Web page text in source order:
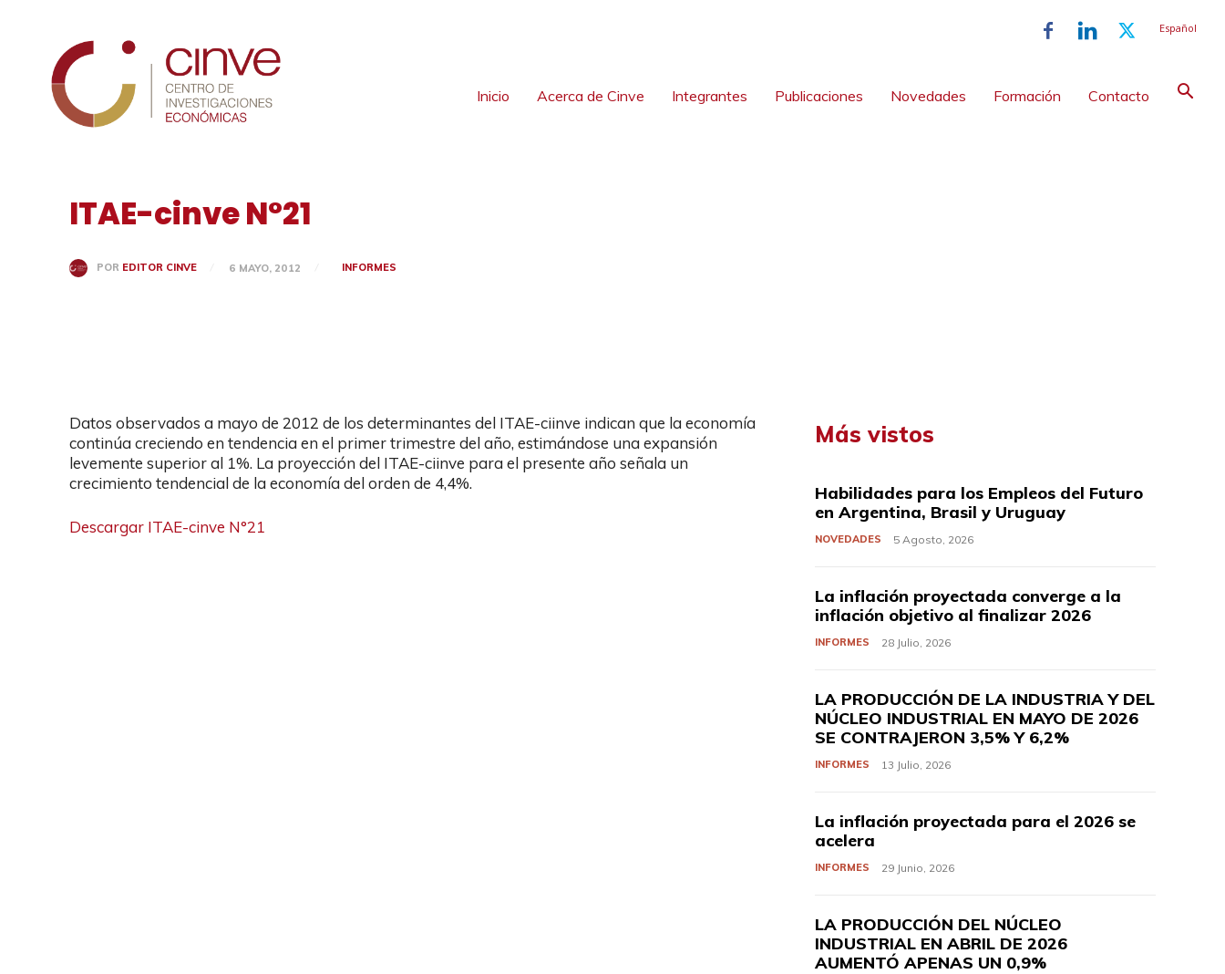
Español
Inicio Acerca de Cinve Integrantes Publicaciones Novedades Formación Contacto
ITAE-cinve N°21
POR EDITOR CINVE 6 MAYO, 2012 INFORMES
Datos observados a mayo de 2012 de los determinantes del ITAE-ciinve indican que la economía
continúa creciendo en tendencia en el primer trimestre del año, estimándose una expansión
levemente superior al 1%. La proyección del ITAE-ciinve para el presente año señala un
crecimiento tendencial de la economía del orden de 4,4%.
Descargar ITAE-cinve N°21
Más vistos
Habilidades para los Empleos del Futuro
en Argentina, Brasil y Uruguay
NOVEDADES 5 Agosto, 2026
La inflación proyectada converge a la
inflación objetivo al finalizar 2026
INFORMES 28 Julio, 2026
LA PRODUCCIÓN DE LA INDUSTRIA Y DEL
NÚCLEO INDUSTRIAL EN MAYO DE 2026
SE CONTRAJERON 3,5% Y 6,2%
INFORMES 13 Julio, 2026
La inflación proyectada para el 2026 se
acelera
INFORMES 29 Junio, 2026
LA PRODUCCIÓN DEL NÚCLEO
INDUSTRIAL EN ABRIL DE 2026
AUMENTÓ APENAS UN 0,9%